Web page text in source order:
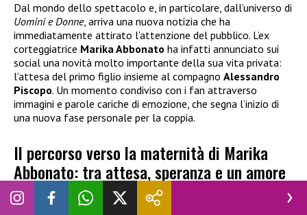
Dal mondo dello spettacolo e, in particolare, dall’universo di
Uomini e Donne, arriva una nuova notizia che ha
immediatamente attirato l’attenzione del pubblico. L’ex
corteggiatrice Marika Abbonato ha infatti annunciato sui
social una novità molto importante della sua vita privata:
l’attesa del primo figlio insieme al compagno Alessandro
Piscopo. Un momento condiviso con i fan attraverso
immagini e parole cariche di emozione, che segna l’inizio di
una nuova fase personale per la coppia.
Il percorso verso la maternità di Marika
Abbonato: tra attesa, speranza e un amore
che diventa realtà